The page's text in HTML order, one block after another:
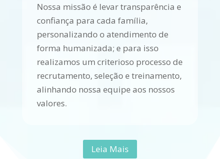
Nossa missão é levar transparência e
confiança para cada família,
personalizando o atendimento de
forma humanizada; e para isso
realizamos um criterioso processo de
recrutamento, seleção e treinamento,
alinhando nossa equipe aos nossos
valores.
Leia Mais